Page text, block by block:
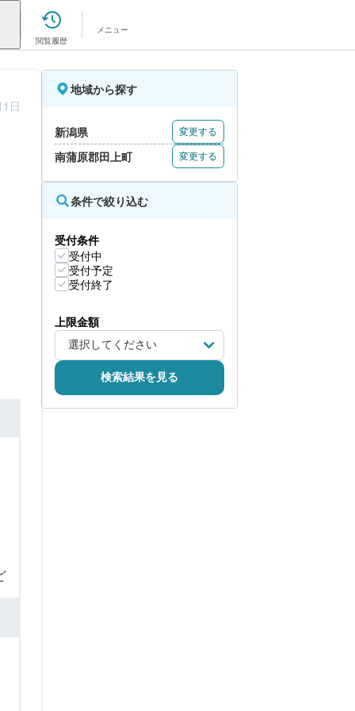
閲覧履歴
メニュー
日
地域から探す
新潟県 変更する
南蒲原郡田上町 変更する
条件で絞り込む
受付条件
受付中
受付予定
受付終了
上限金額
検索結果を見る